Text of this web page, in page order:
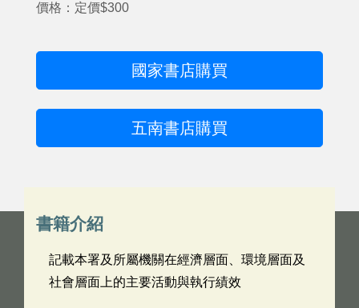
價格：定價$300
國家書店購買
五南書店購買
書籍介紹
記載本署及所屬機關在經濟層面、環境層面及
社會層面上的主要活動與執行績效